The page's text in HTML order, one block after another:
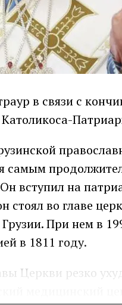
в связи с
самым
вступил на
стоял во главе
При нем в
в 1811 году.
Церкви резко